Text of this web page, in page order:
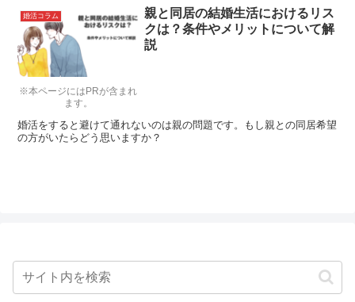
※本ページにはPRが含まれ
ます。
婚活コラム
親と同居の結婚生活におけるリス
クは？条件やメリットについて解
説
婚活をすると避けて通れないのは親の問題です。もし親との同居希望
の方がいたらどう思いますか？